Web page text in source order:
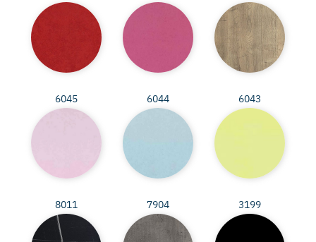
6043
6044
6045
3199
7904
8011